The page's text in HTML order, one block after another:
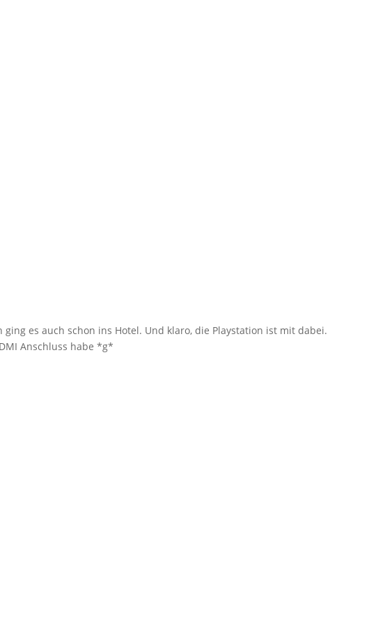
es auch schon ins Hotel. Und klaro, die Playstation ist mit dabei.
Anschluss habe *g*